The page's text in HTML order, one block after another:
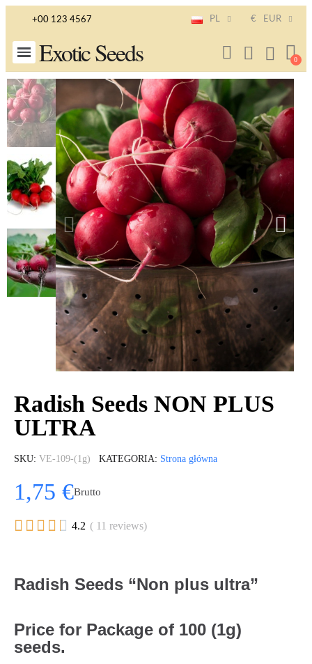
+00 123 4567 PL € EUR
Exotic Seeds
Radish Seeds NON PLUS
ULTRA
SKU VE-109-(1g) KATEGORIA Strona główna
1,75 €Brutto
     4.2 ( 11 reviews)
Radish Seeds “Non plus ultra”
Price for Package of 100 (1g)
seeds.